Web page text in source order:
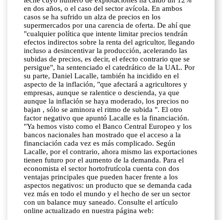
en dos años, o el caso del sector avícola. En ambos
casos se ha sufrido un alza de precios en los
supermercados por una carencia de oferta. De ahí que
"cualquier política que intente limitar precios tendrán
efectos indirectos sobre la renta del agricultor, llegando
incluso a desincentivar la producción, acelerando las
subidas de precios, es decir, el efecto contrario que se
persigue", ha sentenciado el catedrático de la UAL. Por
su parte, Daniel Lacalle, también ha incidido en el
aspecto de la inflación, "que afectará a agricultores y
empresas, aunque se ralentice o descienda, ya que
aunque la inflación se haya moderado, los precios no
bajan , sólo se aminora el ritmo de subida ". El otro
factor negativo que apuntó Lacalle es la financiación.
"Ya hemos visto como el Banco Central Europeo y los
bancos nacionales han mostrado que el acceso a la
financiación cada vez es más complicado. Según
Lacalle, por el contrario, ahora mismo las exportaciones
tienen futuro por el aumento de la demanda. Para el
economista el sector hortofrutícola cuenta con dos
ventajas principales que pueden hacer frente a los
aspectos negativos: un producto que se demanda cada
vez más en todo el mundo y el hecho de ser un sector
con un balance muy saneado. Consulte el artículo
online actualizado en nuestra página web: